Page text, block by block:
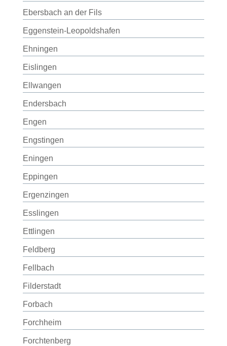
Ebersbach an der Fils
Eggenstein-Leopoldshafen
Ehningen
Eislingen
Ellwangen
Endersbach
Engen
Engstingen
Eningen
Eppingen
Ergenzingen
Esslingen
Ettlingen
Feldberg
Fellbach
Filderstadt
Forbach
Forchheim
Forchtenberg